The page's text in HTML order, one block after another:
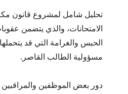
تحليل شامل لمشروع قانون
الامتحانات، والذي يتضمن
الحبس والغرامة التي قد
مسؤولية الطالب القاصر.
دور بعض الموظفين